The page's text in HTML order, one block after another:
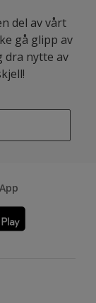
del av vårt
gå glipp av
dra nytte av